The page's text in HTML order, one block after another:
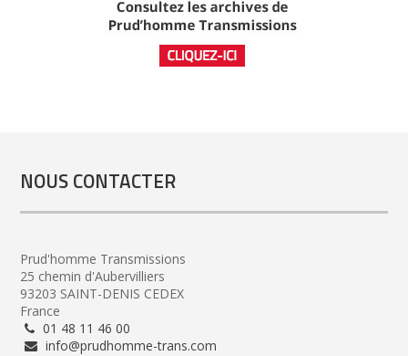
NOUS CONTACTER
Prud'homme Transmissions
25 chemin d'Aubervilliers
93203 SAINT-DENIS CEDEX
France
01 48 11 46 00
info@prudhomme-trans.com